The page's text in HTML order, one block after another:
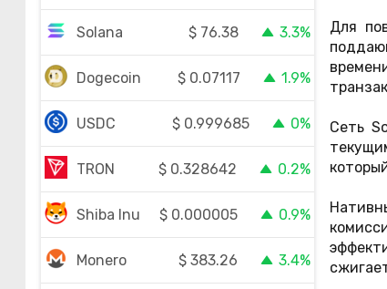
Для
Сеть
Solana $ 76.38 3.3%
Dogecoin $ 0.07117 1.9%
USDC $ 0.999685 0%
TRON $ 0.328642 0.2%
Shiba Inu $ 0.000005 0.9%
Monero $ 383.26 3.4%